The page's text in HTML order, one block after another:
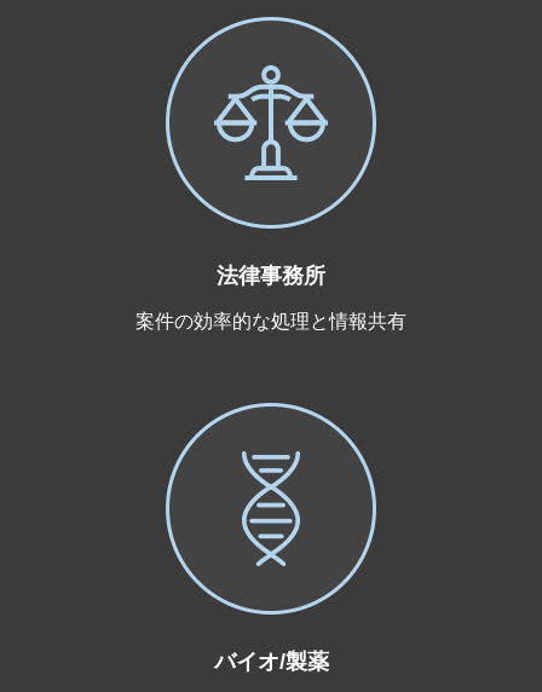
法律事務所
案件の効率的な処理と情報共有
バイオ/製薬